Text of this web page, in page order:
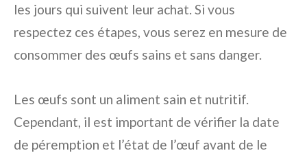
les jours qui suivent leur achat. Si vous
respectez ces étapes, vous serez en mesure de
consommer des œufs sains et sans danger.
Les œufs sont un aliment sain et nutritif.
Cependant, il est important de vérifier la date
de péremption et l’état de l’œuf avant de le